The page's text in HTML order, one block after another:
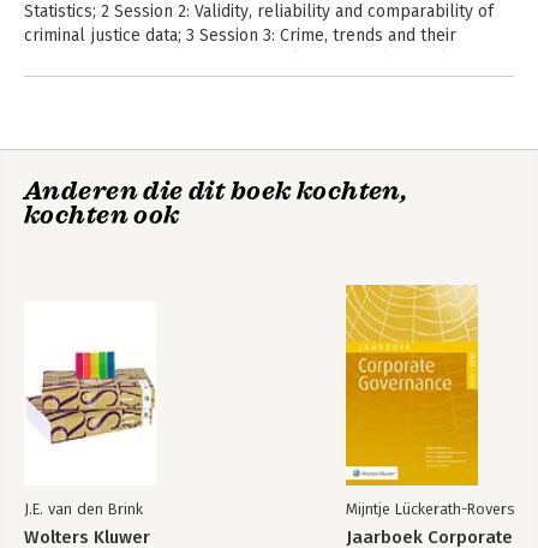
Statistics; 2 Session 2: Validity, reliability and comparability of
criminal justice data; 3 Session 3: Crime, trends and their
Anderen die dit boek kochten,
kochten ook
J.E. van den Brink
Wolters Kluwer
Mijntje Lückerath-Rovers
Jaarboek Corporate